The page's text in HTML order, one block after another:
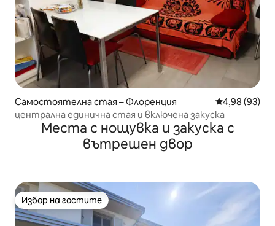
Самостоятелна стая – Флоренция Средна
4,98 (93)
централна единична стая и включена закуска
Места с нощувка и закуска с
вътрешен двор
Избор на гостите
Избор на гостите